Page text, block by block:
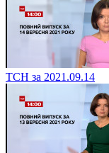
ТСН за 2021.09.14